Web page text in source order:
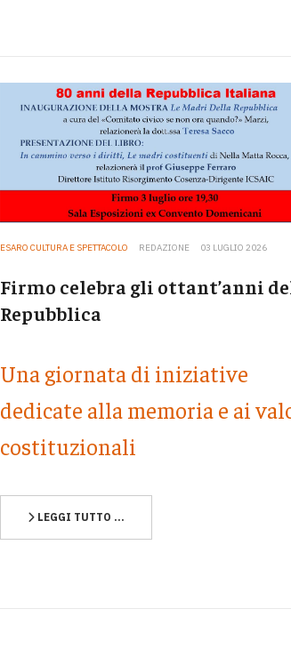
ESARO CULTURA E SPETTACOLO REDAZIONE 03 LUGLIO 2026
Firmo celebra gli ottant’anni
Repubblica
Una giornata di iniziative
dedicate alla memoria e ai
costituzionali
LEGGI TUTTO …